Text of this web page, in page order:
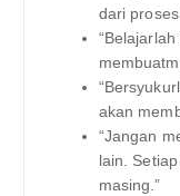
dari
akan
“Jangan
lain.
masing.”